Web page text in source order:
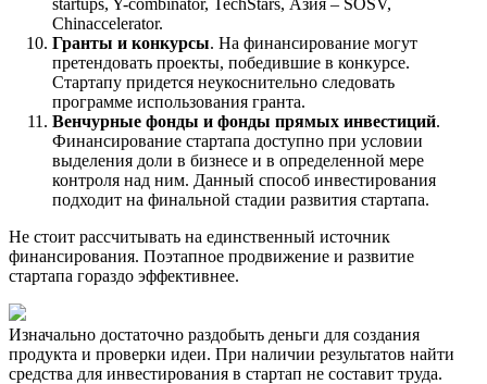
Chinaccelerator.
Гранты и конкурсы. На финансирование могут
претендовать проекты, победившие в конкурсе.
Стартапу придется неукоснительно следовать
программе использования гранта.
Венчурные фонды и фонды прямых инвестиций.
Финансирование стартапа доступно при условии
выделения доли в бизнесе и в определенной мере
контроля над ним. Данный способ инвестирования
подходит на финальной стадии развития стартапа.
Не стоит рассчитывать на единственный источник
финансирования. Поэтапное продвижение и развитие
стартапа гораздо эффективнее.
Изначально достаточно раздобыть деньги для создания
продукта и проверки идеи. При наличии результатов найти
средства для инвестирования в стартап не составит труда.